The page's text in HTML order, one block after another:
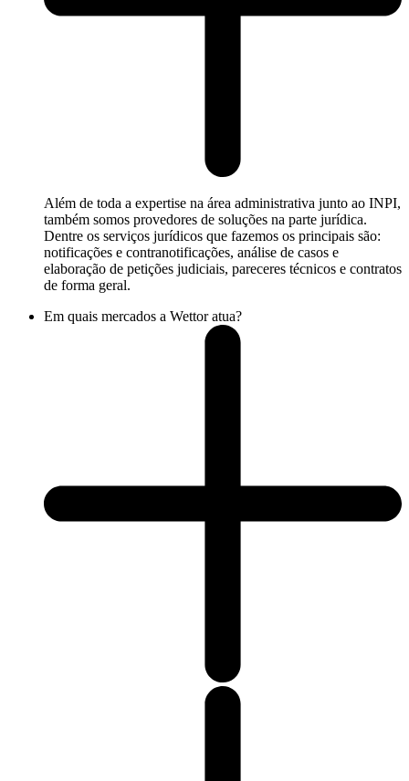
Além de toda a expertise na área administrativa junto ao INPI,
também somos provedores de soluções na parte jurídica.
Dentre os serviços jurídicos que fazemos os principais são:
notificações e contranotificações, análise de casos e
elaboração de petições judiciais, pareceres técnicos e contratos
de forma geral.
Em quais mercados a Wettor atua?